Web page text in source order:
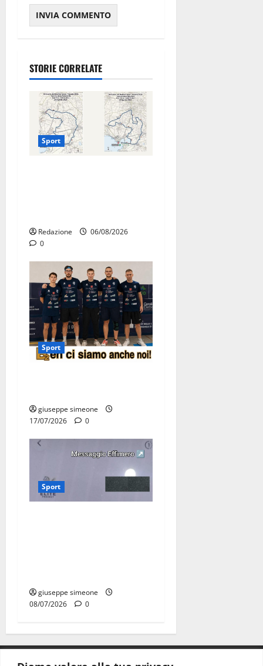
STORIE CORRELATE
Sport
Redazione
06/08/2026
0
Sport
giuseppe simeone
17/07/2026
0
Sport
giuseppe simeone
08/07/2026
0